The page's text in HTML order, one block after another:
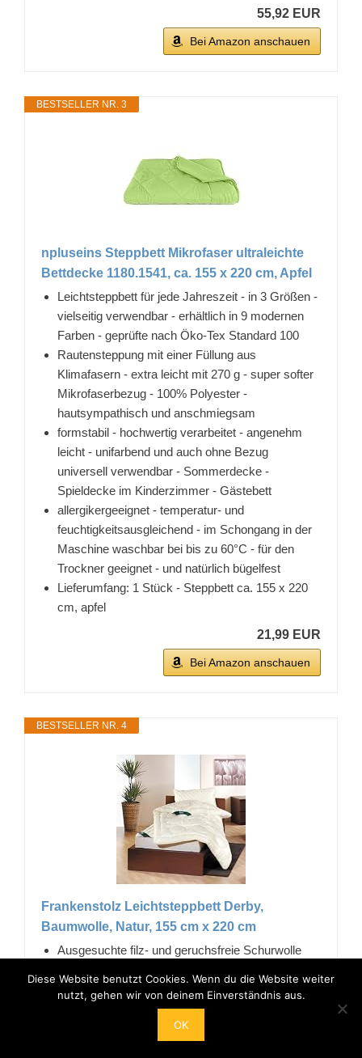
55,92 EUR
Bei Amazon anschauen
BESTSELLER NR. 3
npluseins Steppbett Mikrofaser ultraleichte
Bettdecke 1180.1541, ca. 155 x 220 cm, Apfel
Leichtsteppbett für jede Jahreszeit - in 3 Größen -
vielseitig verwendbar - erhältlich in 9 modernen
Farben - geprüfte nach Öko-Tex Standard 100
Rautensteppung mit einer Füllung aus
Klimafasern - extra leicht mit 270 g - super softer
Mikrofaserbezug - 100% Polyester -
hautsympathisch und anschmiegsam
formstabil - hochwertig verarbeitet - angenehm
leicht - unifarbend und auch ohne Bezug
universell verwendbar - Sommerdecke -
Spieldecke im Kinderzimmer - Gästebett
allergikergeeignet - temperatur- und
feuchtigkeitsausgleichend - im Schongang in der
Maschine waschbar bei bis zu 60°C - für den
Trockner geeignet - und natürlich bügelfest
Lieferumfang: 1 Stück - Steppbett ca. 155 x 220
cm, apfel
21,99 EUR
Bei Amazon anschauen
BESTSELLER NR. 4
Frankenstolz Leichtsteppbett Derby,
Baumwolle, Natur, 155 cm x 220 cm
Ausgesuchte filz- und geruchsfreie Schurwolle
Hausstaubmilben wirken
Waschbar bis 40°C mit Wollwaschmittel im
Diese Website benutzt Cookies. Wenn du die Website weiter
nutzt, gehen wir von deinem Einverständnis aus.
OK